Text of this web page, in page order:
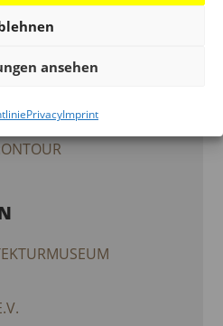
ansehen
PrivacyImprint
ONTOUR